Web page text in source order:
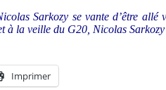
Sarkozy se vante d’être
à la veille du G20, Nicolas
Imprimer